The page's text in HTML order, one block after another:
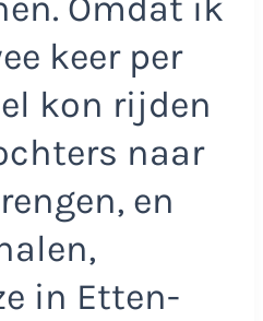
Omdat ik
keer per
kon rijden
naar
en
in Etten-